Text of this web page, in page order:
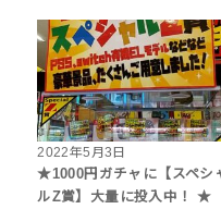
2022年5月3日
★1000円ガチャに【スペシ
ルZ賞】大量に投入中！ ★